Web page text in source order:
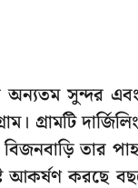
অন্যতম সুন্দর
গ্রামটি
তার
আকর্ষণ করছে